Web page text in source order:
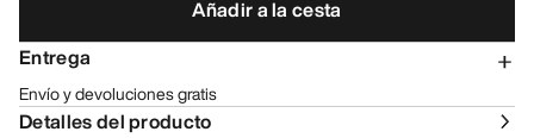
Añadir a la cesta
Entrega
Envío y devoluciones gratis
Detalles del producto